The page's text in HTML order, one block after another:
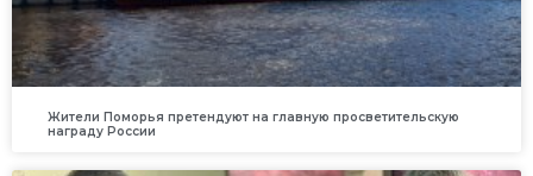
Жители Поморья претендуют на главную просветительскую
награду России